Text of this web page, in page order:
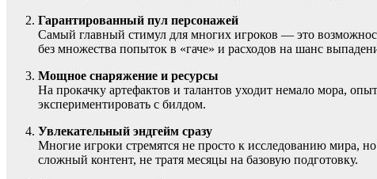
Гарантированный пул персонажей
Самый главный стимул для многих игроков — это
без множества попыток в «гаче» и расходов на шанс
Мощное снаряжение и ресурсы
На прокачку артефактов и талантов уходит немало мора,
экспериментировать с билдом.
Увлекательный эндгейм сразу
Многие игроки стремятся не просто к исследованию мира,
сложный контент, не тратя месяцы на базовую подготовку.